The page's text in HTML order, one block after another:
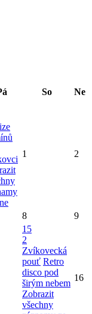
So
Ne
1 2
8 9
15
2
Zvíkovecká
pouť Retro
disco pod
širým nebem
Zobrazit
všechny
16